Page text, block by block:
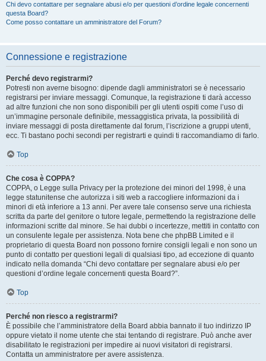
Chi devo contattare per segnalare abusi e/o per questioni d’ordine legale concernenti
questa Board?
Come posso contattare un amministratore del Forum?
Connessione e registrazione
Perché devo registrarmi?
Potresti non averne bisogno: dipende dagli amministratori se è necessario
registrarsi per inviare messaggi. Comunque, la registrazione ti darà accesso
ad altre funzioni che non sono disponibili per gli utenti ospiti come l’uso di
un’immagine personale definibile, messaggistica privata, la possibilità di
inviare messaggi di posta direttamente dal forum, l’iscrizione a gruppi utenti,
ecc. Ti bastano pochi secondi per registrarti e quindi ti raccomandiamo di farlo.
Top
Che cosa è COPPA?
COPPA, o Legge sulla Privacy per la protezione dei minori del 1998, è una
legge statunitense che autorizza i siti web a raccogliere informazioni da i
minori di età inferiore a 13 anni. Per avere tale consenso serve una richiesta
scritta da parte del genitore o tutore legale, permettendo la registrazione delle
informazioni scritte dal minore. Se hai dubbi o incertezze, mettiti in contatto con
un consulente legale per assistenza. Nota bene che phpBB Limited e il
proprietario di questa Board non possono fornire consigli legali e non sono un
punto di contatto per questioni legali di qualsiasi tipo, ad eccezione di quanto
indicato nella domanda “Chi devo contattare per segnalare abusi e/o per
questioni d’ordine legale concernenti questa Board?”.
Top
Perché non riesco a registrarmi?
È possibile che l’amministratore della Board abbia bannato il tuo indirizzo IP
oppure vietato il nome utente che stai tentando di registrare. Può anche aver
disabilitato le registrazioni per impedire ai nuovi visitatori di registrarsi.
Contatta un amministratore per avere assistenza.